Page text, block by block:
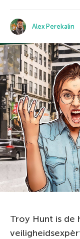
Alex Perekalin
Troy Hunt is de